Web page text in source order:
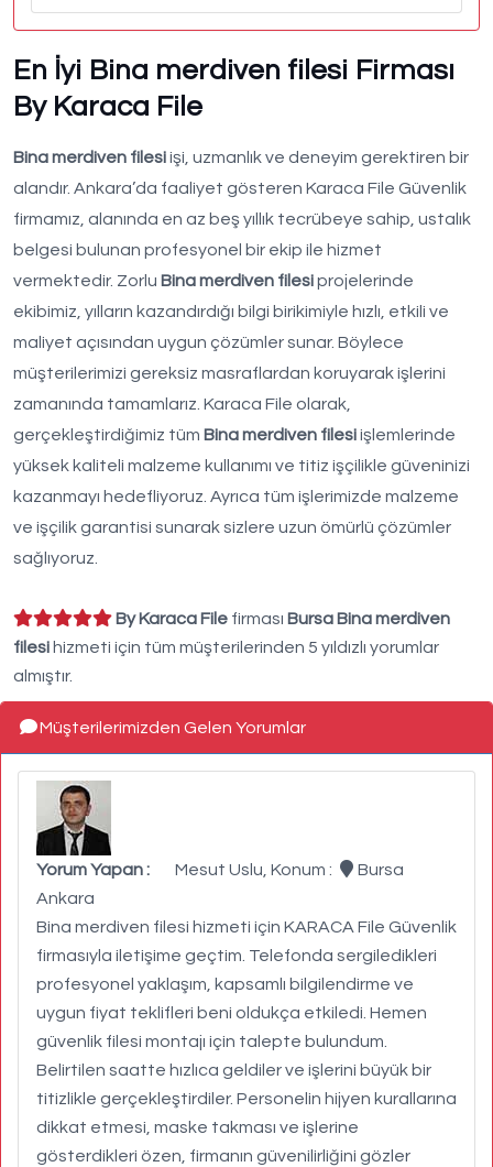
En İyi Bina merdiven filesi Firması
By Karaca File
Bina merdiven filesiişi, uzmanlık ve deneyim gerektiren bir
alandır. Ankara’da faaliyet gösteren Karaca File Güvenlik
firmamız, alanında en az beş yıllık tecrübeye sahip, ustalık
belgesi bulunan profesyonel bir ekip ile hizmet
vermektedir. Zorlu Bina merdiven filesiprojelerinde
ekibimiz, yılların kazandırdığı bilgi birikimiyle hızlı, etkili ve
maliyet açısından uygun çözümler sunar. Böylece
müşterilerimizi gereksiz masraflardan koruyarak işlerini
zamanında tamamlarız. Karaca File olarak,
gerçekleştirdiğimiz tüm Bina merdiven filesiişlemlerinde
yüksek kaliteli malzeme kullanımı ve titiz işçilikle güveninizi
kazanmayı hedefliyoruz. Ayrıca tüm işlerimizde malzeme
ve işçilik garantisi sunarak sizlere uzun ömürlü çözümler
sağlıyoruz.
By Karaca File firması Bursa Bina merdiven
filesi hizmeti için tüm müşterilerinden 5 yıldızlı yorumlar
almıştır.
Müşterilerimizden Gelen Yorumlar
Yorum Yapan : Mesut Uslu, Konum :
Bursa
Ankara
Bina merdiven filesi hizmeti için KARACA File Güvenlik
firmasıyla iletişime geçtim. Telefonda sergiledikleri
profesyonel yaklaşım, kapsamlı bilgilendirme ve
uygun fiyat teklifleri beni oldukça etkiledi. Hemen
güvenlik filesi montajı için talepte bulundum.
Belirtilen saatte hızlıca geldiler ve işlerini büyük bir
titizlikle gerçekleştirdiler. Personelin hijyen kurallarına
dikkat etmesi, maske takması ve işlerine
gösterdikleri özen, firmanın güvenilirliğini gözler